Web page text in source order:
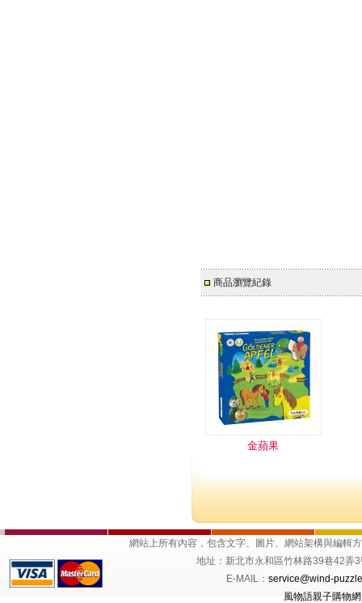
商品瀏覽紀錄
金蘋果
網站上所有內容，包含文字、圖片、網站架構與編輯
地址：新北市永和區竹林路39巷
E-MAIL： service@wind-
風物語親子購物網